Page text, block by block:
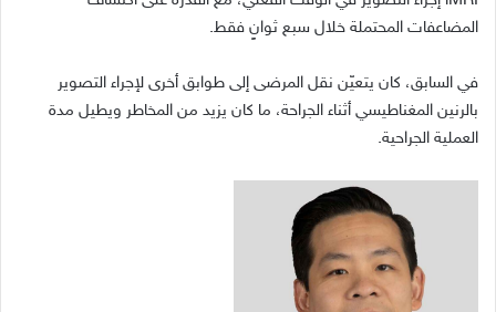
المضاعفات المحتملة خلال سبع ثوانٍ فقط.
في السابق، كان يتعيّن نقل المرضى إلى طوابق أخرى لإجراء التصوير
بالرنين المغناطيسي أثناء الجراحة، ما كان يزيد من المخاطر ويطيل مدة
العملية الجراحية.